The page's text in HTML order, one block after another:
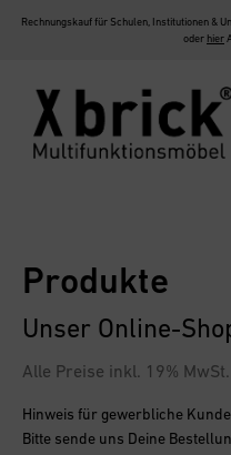
Rechnungskauf für Schulen, Institutionen &
oder hier
Hinweis für gewerbliche
Bitte sende uns Deine
Produkte
Unser Online-
Alle Preise inkl. 19% MwSt.